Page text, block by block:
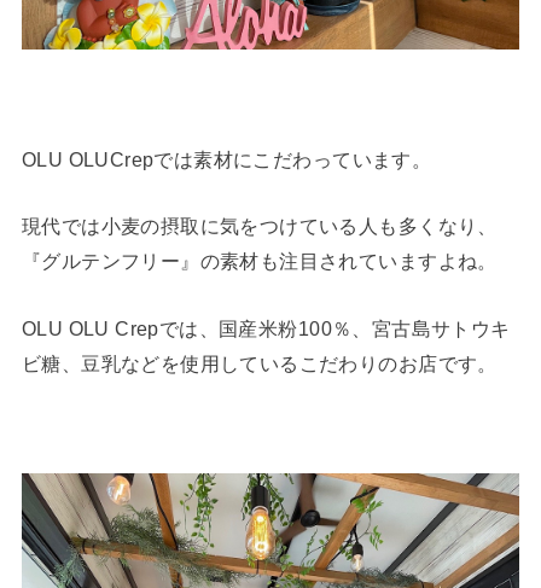
OLU OLUCrepでは素材にこだわっています。
現代では小麦の摂取に気をつけている人も多くなり、
『グルテンフリー』の素材も注目されていますよね。
OLU OLU Crepでは、国産米粉100％、宮古島サトウキ
ビ糖、豆乳などを使用しているこだわりのお店です。